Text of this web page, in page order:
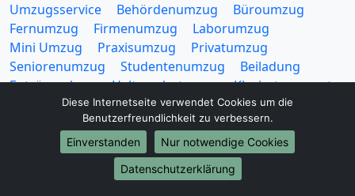
Umzugsservice Behördenumzug
Büroumzug
Fernumzug
Firmenumzug
Laborumzug
Mini Umzug
Praxisumzug
Privatumzug
Seniorenumzug
Studentenumzug
Beiladung
Entrümpelung
Halteverbotszone
Klaviertransport
Möbellift
Haushaltsauflösung
Möbeltaxi
Möbelmitfahrzentrale
Umzugskartons
Diese Internetseite verwendet Cookies um die
Benutzerfreundlichkeit zu verbessern.
Einverstanden
Nur notwendige Cookies
Datenschutzerklärung